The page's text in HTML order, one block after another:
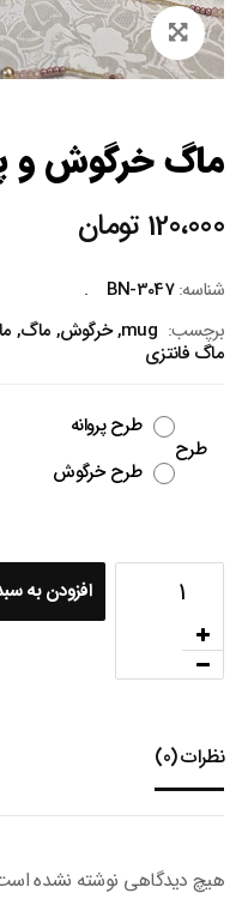
Zoom
ماگ خرگوش و
120،000 تومان
شناسه:BN-3047
برچسب: mug
,خرگوش, ماگ,
ماگ فانتزی
طرح
طرح پروانه
طرح خرگوش
افزودن به
نظرات (0)
هیچ دیدگاهی نوشته نشده